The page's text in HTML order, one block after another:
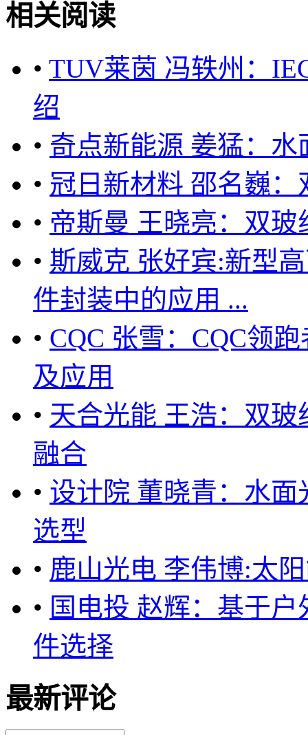
相关阅读
• TUV莱茵 冯轶州：
绍
• 奇点新能源 姜猛：
• 冠日新材料 邵名巍
• 帝斯曼 王晓亮：双
• 斯威克 张好宾:新型
件封装中的应用 ...
• CQC 张雪：CQC领
及应用
• 天合光能 王浩：双
融合
• 设计院 董晓青：水
选型
• 鹿山光电 李伟博:太
• 国电投 赵辉：基于
件选择
最新评论